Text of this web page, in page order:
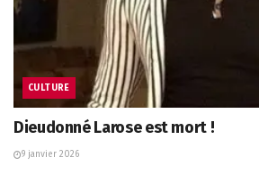
CULTURE
Dieudonné Larose est mort !
9 janvier 2026